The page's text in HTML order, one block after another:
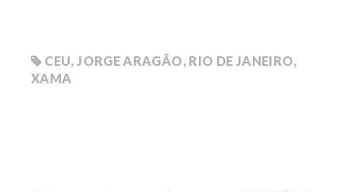
CEU,JORGE ARAGÃO, RIO DE JANEIRO,
XAMA